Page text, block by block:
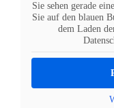
Sie sehen gerade
Sie auf den blauen
dem Laden